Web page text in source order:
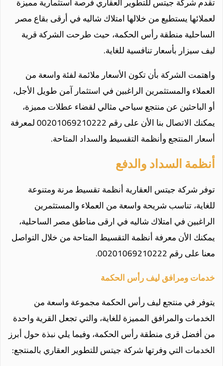
لعملائها يستطيع من خلالها امتلاك شاليه في أرقى بقاع مصر
الساحلية منطقة رأس الحكمة، حيث طرحت الشركة قرية
ليف سيزار بأسعار تنافسية للغاية.
واهتمت الشركة بأن تكون الأسعار ملائمة لفئة واسعة من
العملاء والمستثمرين الراغبين في استثمار آمن طويل الأجل،
أو الباحثين عن منتجع سياحي مثالي لقضاء عطلات مميزة،
يمكنك الاتصال بنا الأن على رقم 00201069210222 لمعرفة
أسعار المنتجع وأنظمة التقسيط والسداد المتاحة.
أنظمة السداد والدفع
توفر شركة جيتس العقارية أنظمة تقسيط مرنة ومتنوعة
للغاية، تناسب شريحة واسعة من العملاء والمستثمرين
الراغبين في امتلاك شاليه في ارقى مناطق مصر الساحلية،
يمكنك الأن معرفة أنظمة التقسيط المتاحة من خلال التواصل
معنا على رقم 00201069210222.
خدمات ومرافق ليف رأس الحكمة
يتوفر في منتجع ليف رأس الحكمة مجموعة واسعة من
الخدمات والمرافق المميزة للغاية، والتي تجعل القرية واحدة
من أفضل قرى منطقة رأس الحكمة، وفيما يلي نبذة حول أبرز
الخدمات التي وفرتها شركة جيتس للتطوير العقاري بالمنتجع: